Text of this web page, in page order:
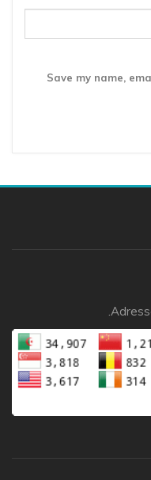
Save my name,